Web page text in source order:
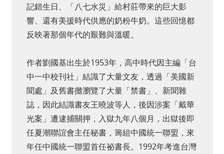
記錯生日、「八七水災」給村莊帶來的巨大影
響、還有美援時代供應的奶粉牛奶。這些回憶都
反映著那個年代的艱難與溫暖。
作者劉國基出生於1953年，高中時代因主編「台
中一中校刊社」結識了大量文友，透過「美國新
聞處」及舊書攤瀏覽了大量「禁書」、新聞雜
誌，因此結識書友王曉波等人，後因涉案「戴華
光案」遭逮捕關押，入獄九年八個月，出獄後即
任夏潮聯誼會主任秘書，籌組中國統一聯盟，來
年任中國統一聯盟首任祕書長。1992年考進台灣